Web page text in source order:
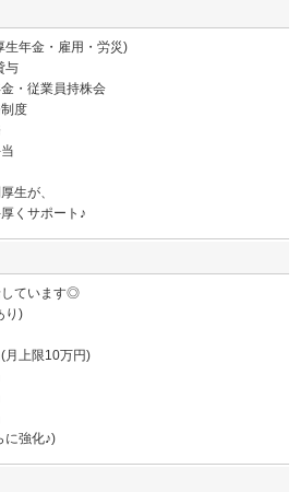
生年金・雇用・労災)
与
・従業員持株会
度
生が、
くサポート♪
しています◎
り)
上限10万円)
に強化♪)